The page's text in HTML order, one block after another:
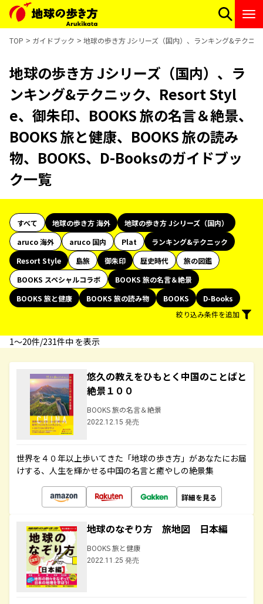
TOP ガイドブック 地球の歩き方 Jシリーズ（国内）、ランキング&テクニ
地球の歩き方 Jシリーズ（国内）、ラ
ンキング&テクニック、Resort Styl
e、御朱印、BOOKS 旅の名言＆絶景、
BOOKS 旅と健康、BOOKS 旅の読み
物、BOOKS、D-Booksのガイドブッ
ク一覧
すべて 地球の歩き方 海外
地球の歩き方 Jシリーズ（国内）
aruco 海外
aruco 国内 Plat
ランキング&テクニック
Resort Style
島旅 御朱印 歴史時代
旅の図鑑
BOOKS スペシャルコラボ
BOOKS 旅の名言＆絶景
BOOKS 旅と健康
BOOKS 旅の読み物 BOOKS
D-Books
絞り込み条件を追加
1〜20件/231件中 を表示
悠久の教えをひもとく中国のことばと
絶景１００
BOOKS 旅の名言＆絶景
2022.12.15 発売
世界を４０年以上歩いてきた「地球の歩き方」があなたにお届
けする、人生を輝かせる中国の名言と癒やしの絶景集
詳細を見る
地球のなぞり方 旅地図 日本編
BOOKS 旅と健康
2022.11.25 発売